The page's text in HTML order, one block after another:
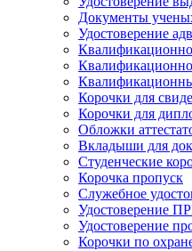
Документы
Удостоверение
Корочки для
Корочки для
Обложки
Вкладыши для
Студенческие
Корочка пропуск
Служебное
Удостоверение
Удостоверение
Корочки по